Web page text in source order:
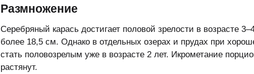
Размножение
Серебряный карась достигает половой зрелости в возрасте
более 18,5 см. Однако в отдельных озерах и прудах при
стать половозрелым уже в возрасте 2 лет. Икрометание
растянут.